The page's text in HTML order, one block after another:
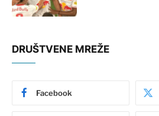
DRUŠTVENE MREŽE
Facebook